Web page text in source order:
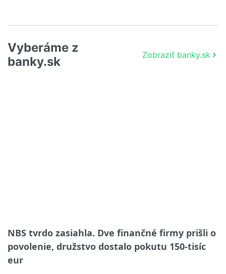
Vyberáme z
banky.sk
Zobraziť banky.sk
NBS tvrdo zasiahla. Dve finančné firmy prišli o
povolenie, družstvo dostalo pokutu 150-tisíc
eur